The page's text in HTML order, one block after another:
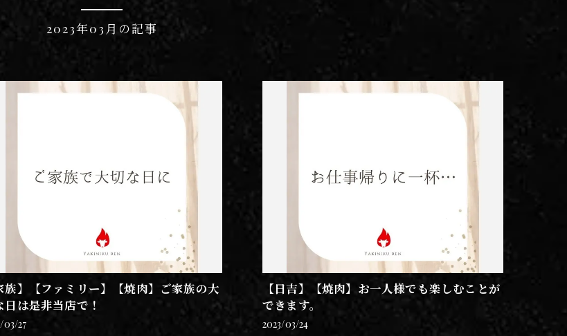
2023年03月の記事
族】【ファミリー】【焼肉】ご家族の大
日は是非当店で！
03/27
【日吉】【焼肉】お一人様でも楽しむことが
できます。
2023/03/24